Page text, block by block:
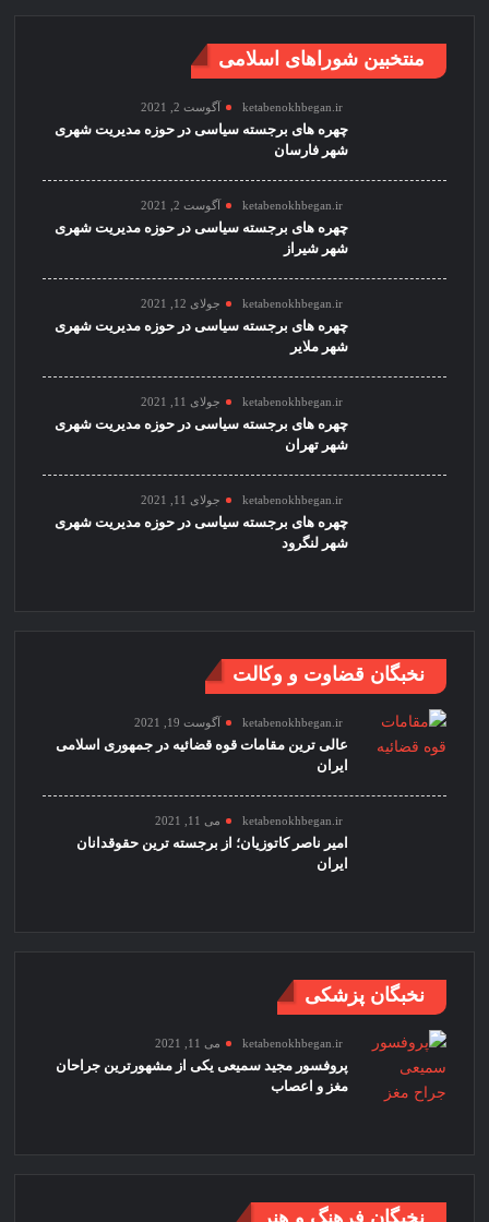
منتخبین شوراهای اسلامی
ketabenokhbegan.ir آگوست 2, 2021
چهره های برجسته سیاسی در حوزه مدیریت شهری
شهر فارسان
ketabenokhbegan.ir آگوست 2, 2021
چهره های برجسته سیاسی در حوزه مدیریت شهری
شهر شیراز
ketabenokhbegan.ir جولای 12, 2021
چهره های برجسته سیاسی در حوزه مدیریت شهری
شهر ملایر
ketabenokhbegan.ir جولای 11, 2021
چهره های برجسته سیاسی در حوزه مدیریت شهری
شهر تهران
ketabenokhbegan.ir جولای 11, 2021
چهره های برجسته سیاسی در حوزه مدیریت شهری
شهر لنگرود
نخبگان قضاوت و وکالت
ketabenokhbegan.ir آگوست 19, 2021
عالی ترین مقامات قوه قضائیه در جمهوری اسلامی
ایران
ketabenokhbegan.ir می 11, 2021
امیر ناصر کاتوزیان؛ از برجسته ترین حقوقدانان
ایران
نخبگان پزشکی
ketabenokhbegan.ir می 11, 2021
پروفسور مجید سمیعی یکی از مشهورترین جراحان
مغز و اعصاب